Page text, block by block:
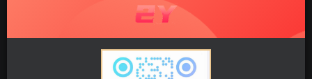
防红系统,双重跳转，更稳定，生成短链接均支持QQ.微
信内部直接打开支持iOS。